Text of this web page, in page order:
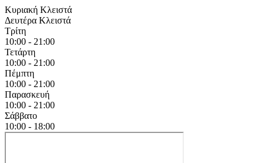
Κυριακή Κλειστά
Δευτέρα Κλειστά
Τρίτη
10:00 - 21:00
Τετάρτη
10:00 - 21:00
Πέμπτη
10:00 - 21:00
Παρασκευή
10:00 - 21:00
Σάββατο
10:00 - 18:00